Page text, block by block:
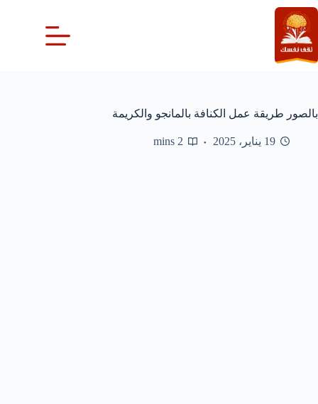
التجاوز
إلى
المحتوى
بالصور طريقة عمل الكنافة بالمانجو والكريمة
19 يناير، 2025 2 mins